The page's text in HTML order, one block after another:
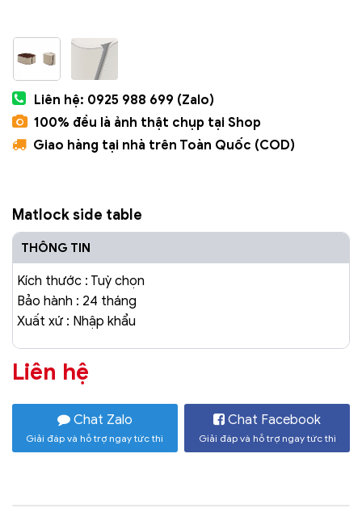
Liên hệ: 0925 988 699 (Zalo)
100% đều là ảnh thật chụp tại Shop
Giao hàng tại nhà trên Toàn Quốc (COD)
Matlock side table
THÔNG TIN
Kích thước : Tuỳ chọn
Bảo hành : 24 tháng
Xuất xứ : Nhập khẩu
Liên hệ
Chat Zalo
Giải đáp và hỗ trợ ngay tức thì
Chat Facebook
Giải đáp và hỗ trợ ngay tức thì